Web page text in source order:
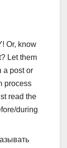
Or, know
Let them
a post or
process
read the
during